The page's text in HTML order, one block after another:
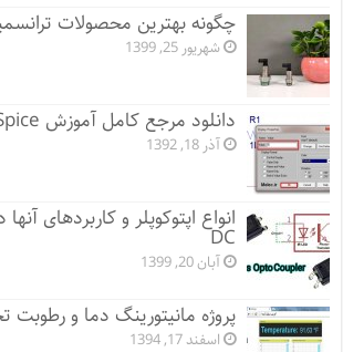
چگونه بهترین محصولات
شهریور 25, 1399
دانلود مرجع کامل آموزش OrCAD PSpice
آذر 18, 1392
DC
آبان 20, 1399
پروژه مانيتورينگ دما و
اسفند 17, 1394